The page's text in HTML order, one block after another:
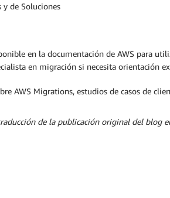
y de Soluciones
en la documentación de AWS para
en migración si necesita orientación
AWS Migrations, estudios de casos de
de la publicación original del blog